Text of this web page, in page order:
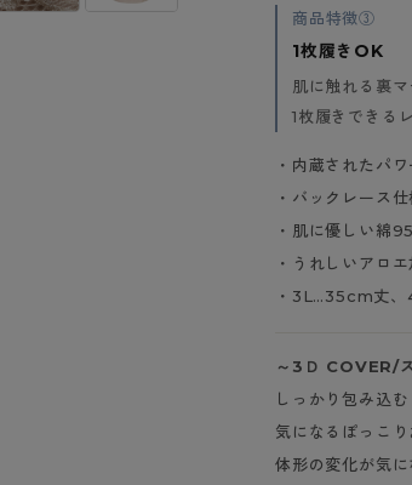
商品特徴③
1枚履きOK
肌に触れる裏
1枚履きできる
・内蔵されたパ
・バックレース
・肌に優しい綿
・うれしいアロエ
・3L…35cm丈
～3Ｄ COVER/
しっかり包み込
気になるぽっこ
体形の変化が気